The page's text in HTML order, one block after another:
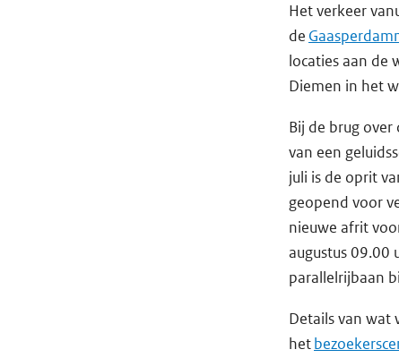
Het verkeer
de
locaties aan de
Diemen in het
Bij de brug
van een
juli is de oprit
geopend voor
nieuwe afrit
augustus 09.00
parallelrijbaan
Details van wat
het